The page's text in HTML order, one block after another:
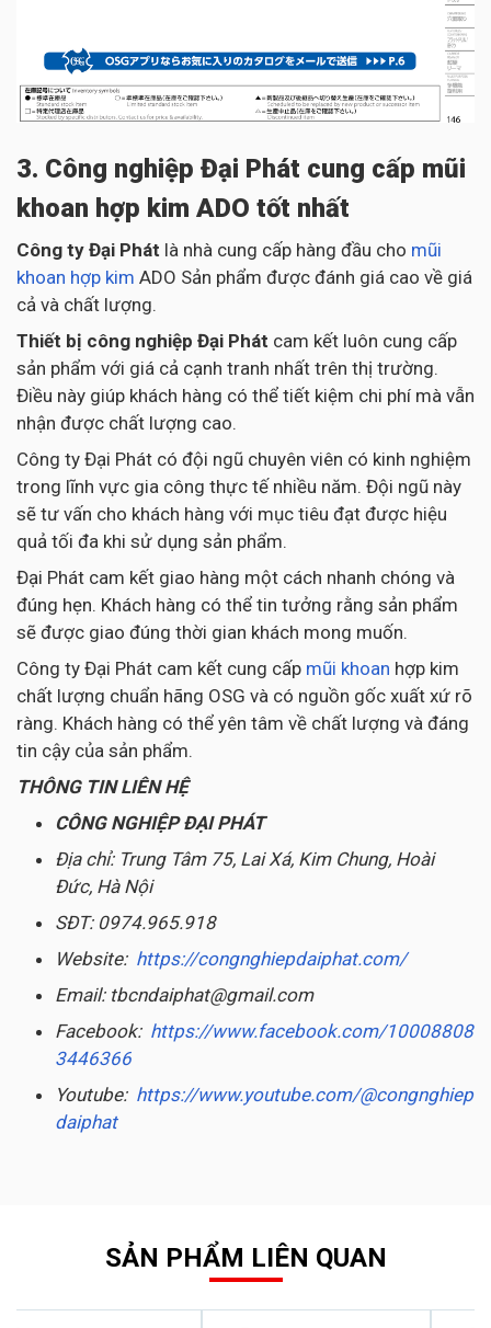
3. Công nghiệp Đại Phát cung cấp mũi
khoan hợp kim ADO tốt nhất
Công ty Đại Phát là nhà cung cấp hàng đầu cho mũi
khoan hợp kim ADO Sản phẩm được đánh giá cao về giá
cả và chất lượng.
Thiết bị công nghiệp Đại Phát cam kết luôn cung cấp
sản phẩm với giá cả cạnh tranh nhất trên thị trường.
Điều này giúp khách hàng có thể tiết kiệm chi phí mà vẫn
nhận được chất lượng cao.
Công ty Đại Phát có đội ngũ chuyên viên có kinh nghiệm
trong lĩnh vực gia công thực tế nhiều năm. Đội ngũ này
sẽ tư vấn cho khách hàng với mục tiêu đạt được hiệu
quả tối đa khi sử dụng sản phẩm.
Đại Phát cam kết giao hàng một cách nhanh chóng và
đúng hẹn. Khách hàng có thể tin tưởng rằng sản phẩm
sẽ được giao đúng thời gian khách mong muốn.
Công ty Đại Phát cam kết cung cấp mũi khoan hợp kim
chất lượng chuẩn hãng OSG và có nguồn gốc xuất xứ rõ
ràng. Khách hàng có thể yên tâm về chất lượng và đáng
tin cậy của sản phẩm.
THÔNG TIN LIÊN HỆ
CÔNG NGHIỆP ĐẠI PHÁT
Địa chỉ: Trung Tâm 75, Lai Xá, Kim Chung, Hoài
Đức, Hà Nội
SĐT: 0974.965.918
Website: https://congnghiepdaiphat.com/
Email: tbcndaiphat@gmail.com
Facebook: https://www.facebook.com/10008808
3446366
Youtube: https://www.youtube.com/@congnghiep
daiphat
SẢN PHẨM LIÊN QUAN